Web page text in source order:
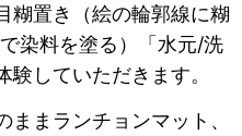
糊置き（絵の輪郭線に糊
染料を塗る）「水元/洗
していただきます。
まランチョンマット、